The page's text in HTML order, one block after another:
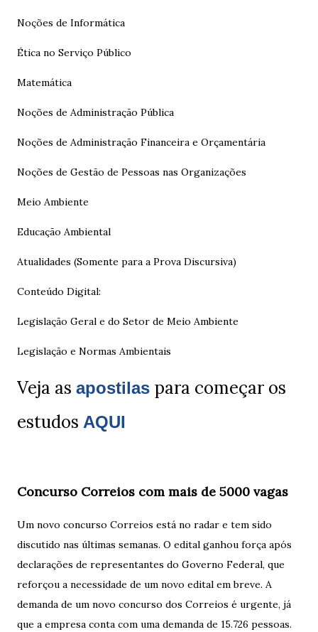
Noções de Informática
Ética no Serviço Público
Matemática
Noções de Administração Pública
Noções de Administração Financeira e Orçamentária
Noções de Gestão de Pessoas nas Organizações
Meio Ambiente
Educação Ambiental
Atualidades (Somente para a Prova Discursiva)
Conteúdo Digital:
Legislação Geral e do Setor de Meio Ambiente
Legislação e Normas Ambientais
Veja as apostilas para começar os
estudos AQUI
Concurso Correios com mais de 5000 vagas
Um novo concurso Correios está no radar e tem sido
discutido nas últimas semanas. O edital ganhou força após
declarações de representantes do Governo Federal, que
reforçou a necessidade de um novo edital em breve. A
demanda de um novo concurso dos Correios é urgente, já
que a empresa conta com uma demanda de 15.726 pessoas.